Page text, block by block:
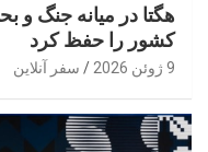
هگتا در میانه جنگ
کشور را حفظ کرد
9 ژوئن 2026 سفر آنلاین